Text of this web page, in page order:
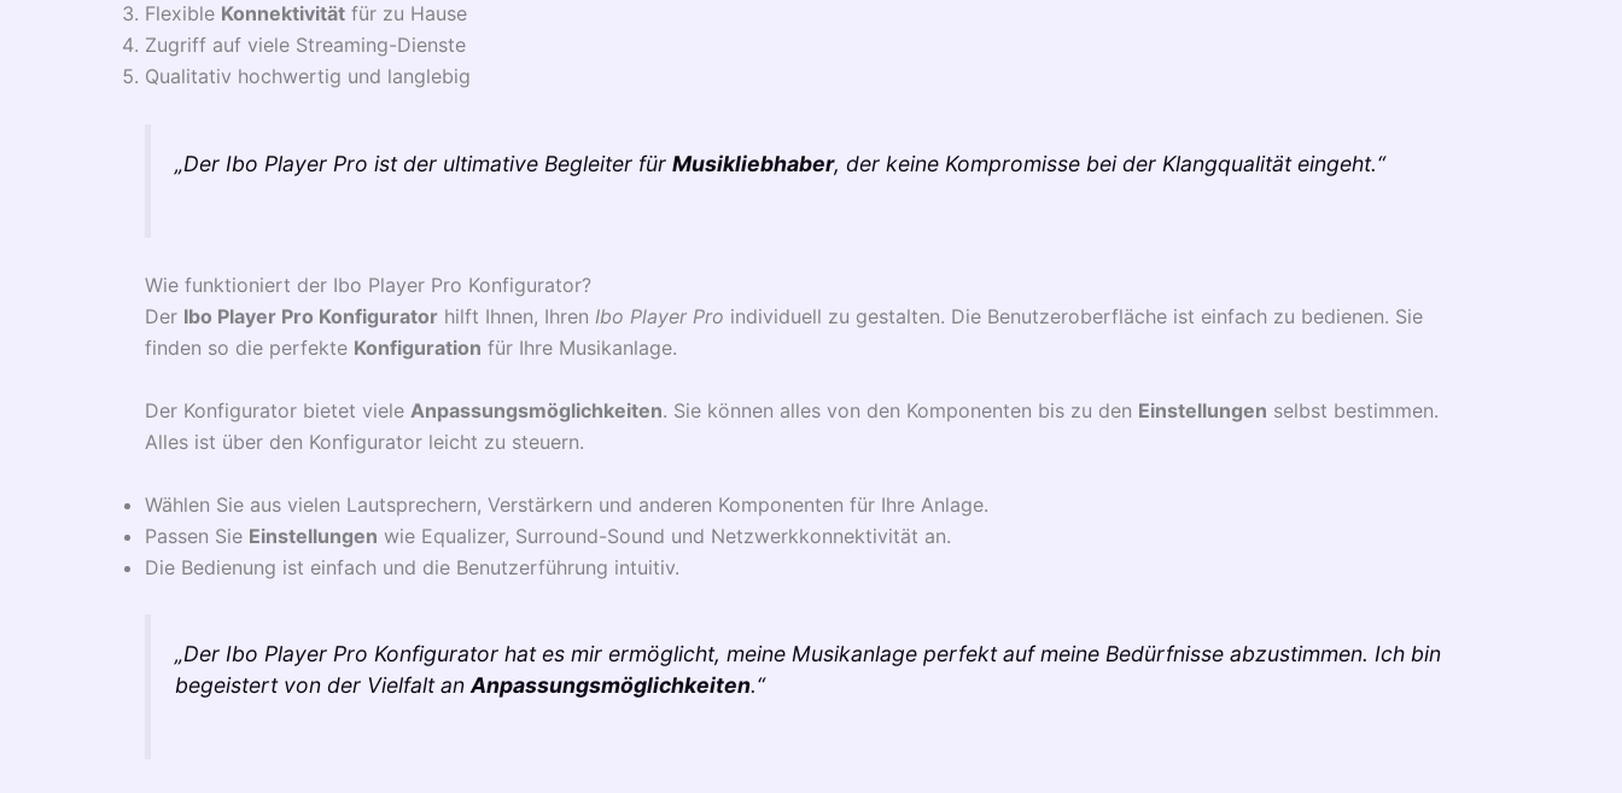
Flexible Konnektivität für zu Hause
Zugriff auf viele Streaming-Dienste
Qualitativ hochwertig und langlebig
„Der Ibo Player Pro ist der ultimative Begleiter für Musikliebhaber, der keine Kompromisse bei der Klangqualität eingeht.“
Wie funktioniert der Ibo Player Pro Konfigurator?
Der Ibo Player Pro Konfigurator hilft Ihnen, Ihren Ibo Player Pro individuell zu gestalten. Die Benutzeroberfläche ist einfach zu bedienen. Sie
finden so die perfekte Konfiguration für Ihre Musikanlage.
Der Konfigurator bietet viele Anpassungsmöglichkeiten. Sie können alles von den Komponenten bis zu den Einstellungen selbst bestimmen.
Alles ist über den Konfigurator leicht zu steuern.
Wählen Sie aus vielen Lautsprechern, Verstärkern und anderen Komponenten für Ihre Anlage.
Passen Sie Einstellungen wie Equalizer, Surround-Sound und Netzwerkkonnektivität an.
Die Bedienung ist einfach und die Benutzerführung intuitiv.
„Der Ibo Player Pro Konfigurator hat es mir ermöglicht, meine Musikanlage perfekt auf meine Bedürfnisse abzustimmen. Ich bin
begeistert von der Vielfalt an Anpassungsmöglichkeiten.“